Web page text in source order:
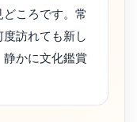
ころです。常
訪れても新し
かに文化鑑賞